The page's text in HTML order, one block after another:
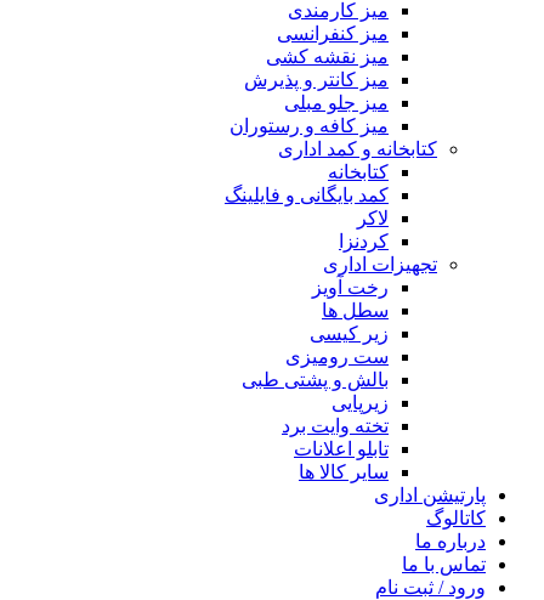
میز کارمندی
میز کنفرانسی
میز نقشه کشی
میز کانتر و پذیرش
میز جلو مبلی
میز کافه و رستوران
کتابخانه و کمد اداری
کتابخانه
کمد بایگانی و فایلینگ
لاکر
کردنزا
تجهیزات اداری
رخت آویز
سطل ها
زیر کیسی
ست رومیزی
بالش و پشتی طبی
زیرپایی
تخته وایت برد
تابلو اعلانات
سایر کالا ها
پارتیشن اداری
کاتالوگ
درباره ما
تماس با ما
ورود / ثبت نام